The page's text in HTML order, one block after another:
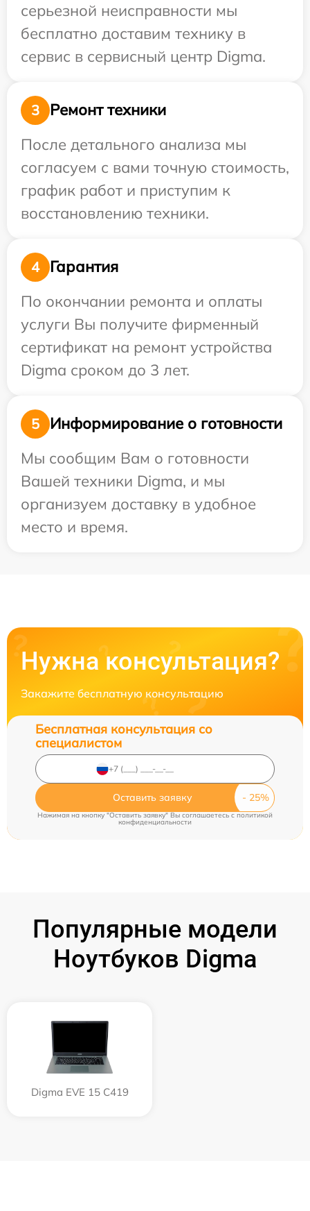
серьезной неисправности мы
бесплатно доставим технику в
сервис в сервисный центр Digma.
3
Ремонт техники
После детального анализа мы
согласуем с вами точную стоимость,
график работ и приступим к
восстановлению техники.
4
Гарантия
По окончании ремонта и оплаты
услуги Вы получите фирменный
сертификат на ремонт устройства
Digma сроком до 3 лет.
5
Информирование о готовности
Мы сообщим Вам о готовности
Вашей техники Digma, и мы
организуем доставку в удобное
место и время.
Нужна консультация?
Закажите бесплатную консультацию
Бесплатная консультация со
специалистом
Оставить заявку
Нажимая на кнопку "Оставить заявку" Вы соглашаетесь cполитикой
конфиденциальности
Популярные модели
Ноутбуков Digma
Digma EVE 15 C419